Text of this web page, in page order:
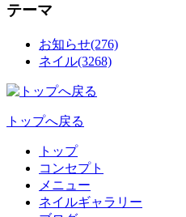
テーマ
お知らせ(276)
ネイル(3268)
トップへ戻る
トップ
コンセプト
メニュー
ネイルギャラリー